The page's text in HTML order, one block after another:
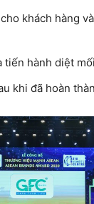
khách hàng
tiến hành diệt mối
khi đã hoàn